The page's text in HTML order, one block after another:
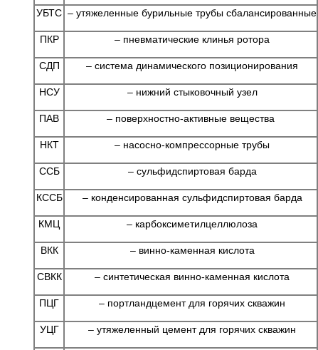
УБТС – утяжеленные бурильные трубы сбалансированные
ПКР – пневматические клинья ротора
СДП – система динамического позиционирования
НСУ – нижний стыковочный узел
ПАВ – поверхностно-активные вещества
НКТ – насосно-компрессорные трубы
ССБ – сульфидспиртовая барда
КССБ – конденсированная сульфидспиртовая барда
КМЦ – карбоксиметилцеллюлоза
ВКК – винно-каменная кислота
СВКК – синтетическая винно-каменная кислота
ПЦГ – портландцемент для горячих скважин
УЦГ – утяжеленный цемент для горячих скважин